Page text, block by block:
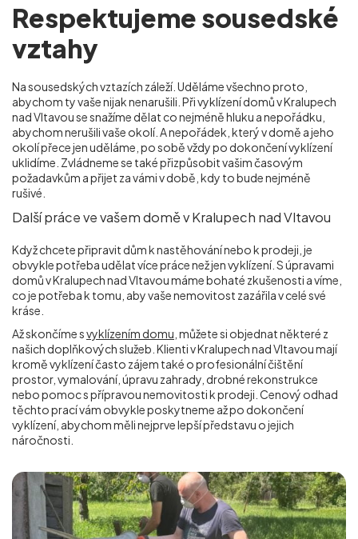
Respektujeme sousedské
vztahy
Na sousedských vztazích záleží. Uděláme všechno proto,
abychom ty vaše nijak nenarušili. Při vyklízení domů v Kralupech
nad Vltavou se snažíme dělat co nejméně hluku a nepořádku,
abychom nerušili vaše okolí. A nepořádek, který v domě a jeho
okolí přece jen uděláme, po sobě vždy po dokončení vyklízení
uklidíme. Zvládneme se také přizpůsobit vašim časovým
požadavkům a přijet za vámi v době, kdy to bude nejméně
rušivé.
Další práce ve vašem domě v Kralupech nad Vltavou
Když chcete připravit dům k nastěhování nebo k prodeji, je
obvykle potřeba udělat více práce než jen vyklízení. S úpravami
domů v Kralupech nad Vltavou máme bohaté zkušenosti a víme,
co je potřeba k tomu, aby vaše nemovitost zazářila v celé své
kráse.
Až skončíme svyklízením domu , můžete si objednat některé z
našich doplňkových služeb. Klienti v Kralupech nad Vltavou mají
kromě vyklízení často zájem také o profesionální čištění
prostor, vymalování, úpravu zahrady, drobné rekonstrukce
nebo pomoc s přípravou nemovitosti k prodeji. Cenový odhad
těchto prací vám obvykle poskytneme až po dokončení
vyklízení, abychom měli nejprve lepší představu o jejich
náročnosti.